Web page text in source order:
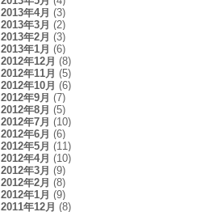
2013年4月 (3)
2013年3月 (2)
2013年2月 (3)
2013年1月 (6)
2012年12月 (8)
2012年11月 (5)
2012年10月 (6)
2012年9月 (7)
2012年8月 (5)
2012年7月 (10)
2012年6月 (6)
2012年5月 (11)
2012年4月 (10)
2012年3月 (9)
2012年2月 (8)
2012年1月 (9)
2011年12月 (8)